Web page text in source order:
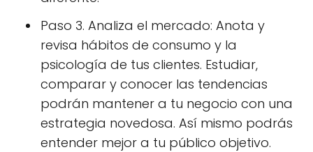
Paso 3. Analiza el mercado: Anota y
revisa hábitos de consumo y la
psicología de tus clientes. Estudiar,
comparar y conocer las tendencias
podrán mantener a tu negocio con una
estrategia novedosa. Así mismo podrás
entender mejor a tu público objetivo.